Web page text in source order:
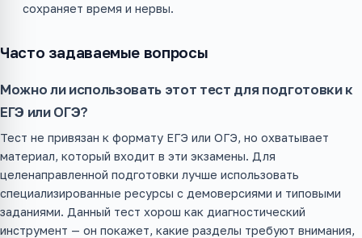
сохраняет время и нервы.
Часто задаваемые вопросы
Можно ли использовать этот тест для подготовки к
ЕГЭ или ОГЭ?
Тест не привязан к формату ЕГЭ или ОГЭ, но охватывает
материал, который входит в эти экзамены. Для
целенаправленной подготовки лучше использовать
специализированные ресурсы с демоверсиями и типовыми
заданиями. Данный тест хорош как диагностический
инструмент — он покажет, какие разделы требуют внимания,